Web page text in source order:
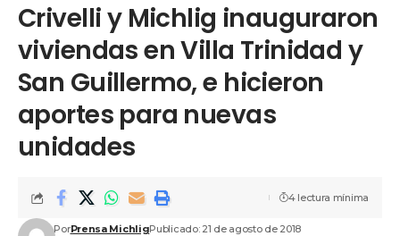
Crivelli y Michlig inauguraron
viviendas en Villa Trinidad y
San Guillermo, e hicieron
aportes para nuevas
unidades
PorPrensa MichligPublicado: 21 de agosto de 2018
4 lectura mínima